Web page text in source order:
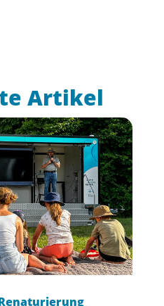
Artikel